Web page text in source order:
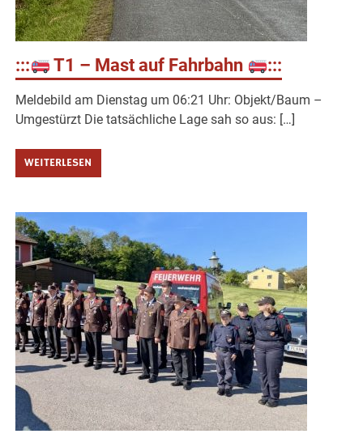
::: T1 – Mast auf Fahrbahn :::
Meldebild am Dienstag um 06:21 Uhr: Objekt/Baum –
Umgestürzt Die tatsächliche Lage sah so aus: […]
WEITERLESEN